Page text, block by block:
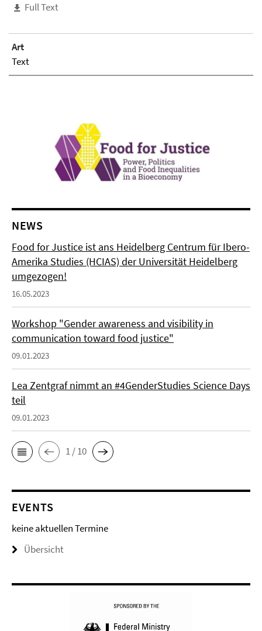
Full Text
Art
Text
NEWS
Food for Justice ist ans Heidelberg Centrum für Ibero-
Amerika Studies (HCIAS) der Universität Heidelberg
umgezogen!
16.05.2023
Workshop "Gender awareness and visibility in
communication toward food justice"
09.01.2023
Lea Zentgraf nimmt an #4GenderStudies Science Days
teil
09.01.2023
1 / 10
EVENTS
keine aktuellen Termine
Übersicht